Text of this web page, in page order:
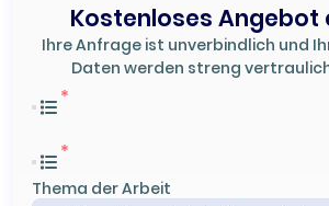
Kostenloses Angebot
Ihre Anfrage ist unverbindlich und
Daten werden streng
Thema der Arbeit